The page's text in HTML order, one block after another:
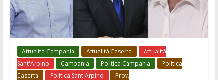
Attualità Campania Attualità Caserta
Attualità
Sant'Arpino
Campania Politica Campania
Politica
Caserta
Politica Sant'Arpino
Prov.